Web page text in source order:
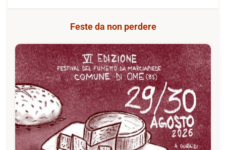
Feste da non perdere